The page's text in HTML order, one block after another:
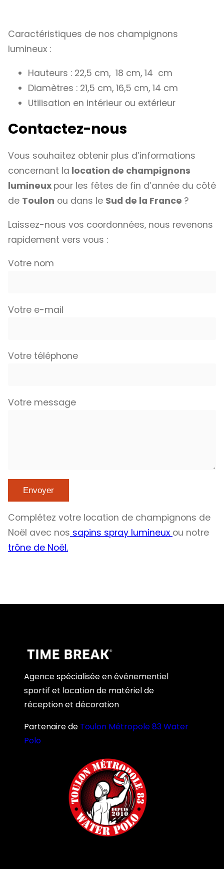
Caractéristiques de nos champignons
lumineux :
Hauteurs : 22,5 cm, 18 cm, 14 cm
Diamètres : 21,5 cm, 16,5 cm, 14 cm
Utilisation en intérieur ou extérieur
Contactez-nous
Vous souhaitez obtenir plus d’informations
concernant la location de champignons
lumineux pour les fêtes de fin d’année du côté
de Toulon ou dans le Sud de la France ?
Laissez-nous vos coordonnées, nous revenons
rapidement vers vous :
Votre nom
Votre e-mail
Votre téléphone
Votre message
Complétez votre location de champignons de
Noël avec nos sapins spray lumineux ou notre
trône de Noël.
Agence spécialisée en événementiel
sportif et location de matériel de
réception et décoration
Partenaire de Toulon Métropole 83 Water
Polo